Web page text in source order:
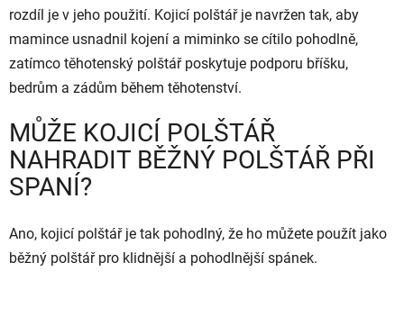
rozdíl je v jeho použití. Kojicí polštář je navržen tak, aby
mamince usnadnil kojení a miminko se cítilo pohodlně,
zatímco těhotenský polštář poskytuje podporu bříšku,
bedrům a zádům během těhotenství.
MŮŽE KOJICÍ POLŠTÁŘ
NAHRADIT BĚŽNÝ POLŠTÁŘ PŘI
SPANÍ?
Ano, kojicí polštář je tak pohodlný, že ho můžete použít jako
běžný polštář pro klidnější a pohodlnější spánek.